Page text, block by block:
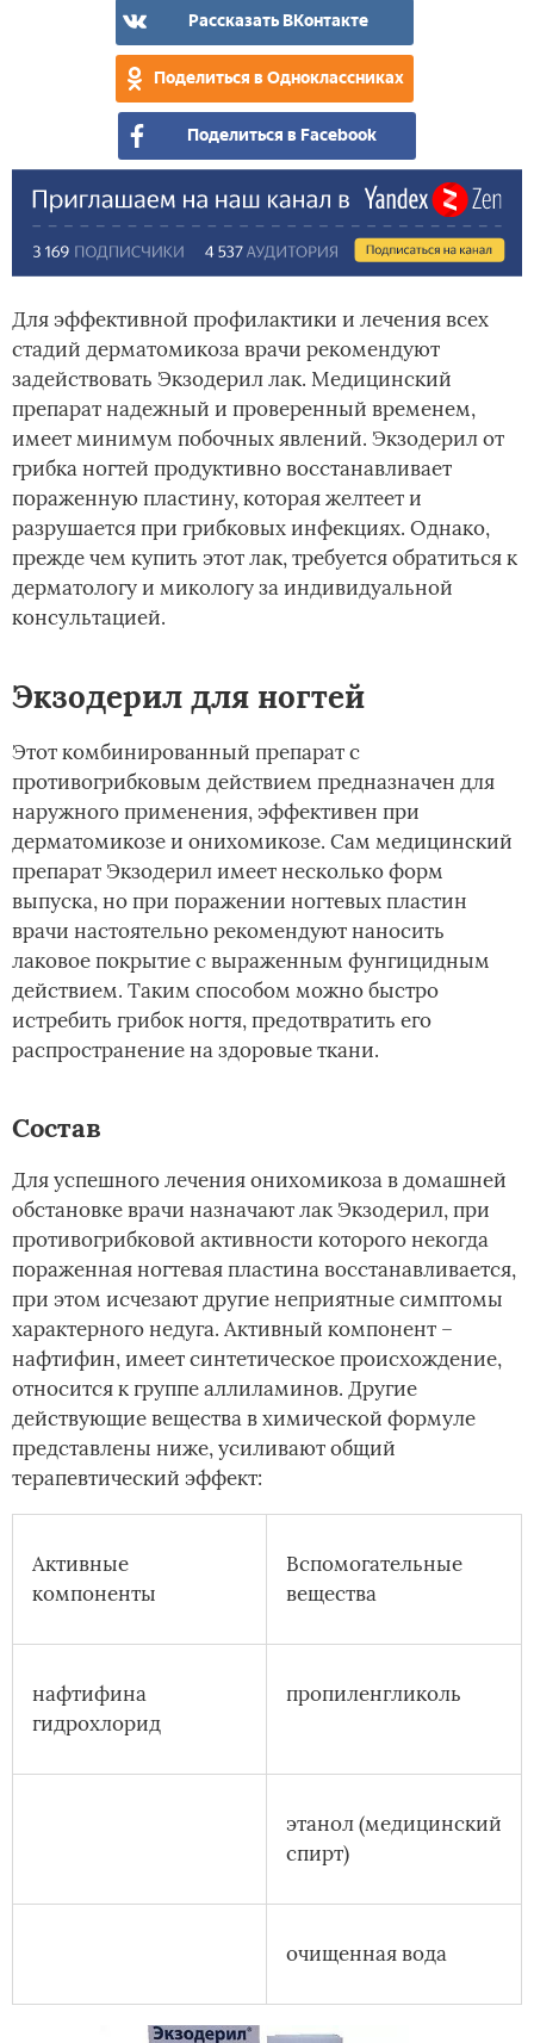
Рассказать ВКонтакте
Поделиться в Одноклассниках
Поделиться в Facebook
Для эффективной профилактики и лечения всех
стадий дерматомикоза врачи рекомендуют
задействовать Экзодерил лак. Медицинский
препарат надежный и проверенный временем,
имеет минимум побочных явлений. Экзодерил от
грибка ногтей продуктивно восстанавливает
пораженную пластину, которая желтеет и
разрушается при грибковых инфекциях. Однако,
прежде чем купить этот лак, требуется обратиться к
дерматологу и микологу за индивидуальной
консультацией.
Экзодерил для ногтей
Этот комбинированный препарат с
противогрибковым действием предназначен для
наружного применения, эффективен при
дерматомикозе и онихомикозе. Сам медицинский
препарат Экзодерил имеет несколько форм
выпуска, но при поражении ногтевых пластин
врачи настоятельно рекомендуют наносить
лаковое покрытие с выраженным фунгицидным
действием. Таким способом можно быстро
истребить грибок ногтя, предотвратить его
распространение на здоровые ткани.
Состав
Для успешного лечения онихомикоза в домашней
обстановке врачи назначают лак Экзодерил, при
противогрибковой активности которого некогда
пораженная ногтевая пластина восстанавливается,
при этом исчезают другие неприятные симптомы
характерного недуга. Активный компонент –
нафтифин, имеет синтетическое происхождение,
относится к группе аллиламинов. Другие
действующие вещества в химической формуле
представлены ниже, усиливают общий
терапевтический эффект:
Активные
компоненты
Вспомогательные
вещества
нафтифина
гидрохлорид
пропиленгликоль
этанол (медицинский
спирт)
очищенная вода